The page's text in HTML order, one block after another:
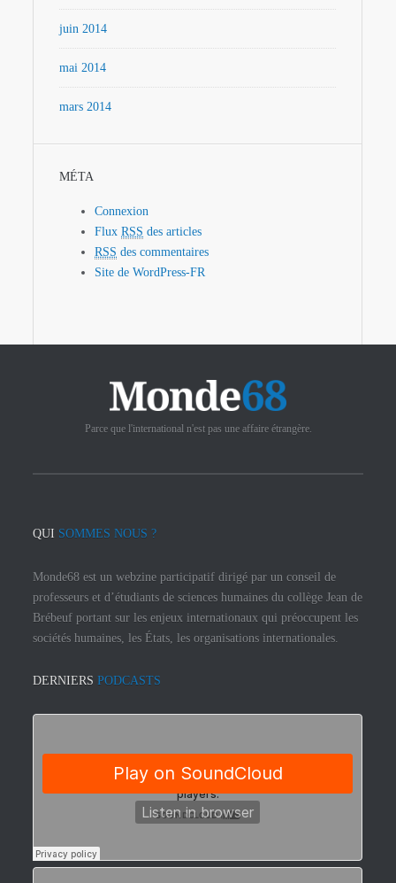
juin 2014
mai 2014
mars 2014
MÉTA
Connexion
FluxRSS des articles
RSS des commentaires
Site de WordPress-FR
Parce que l'international n'est pas une affaire étrangère.
QUI SOMMES NOUS ?
Monde68 est un webzine participatif dirigé par un conseil de
professeurs et d’étudiants de sciences humaines du collège Jean de
Brébeuf portant sur les enjeux internationaux qui préoccupent les
sociétés humaines, les États, les organisations internationales.
DERNIERS PODCASTS